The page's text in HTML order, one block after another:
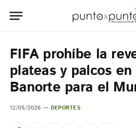
FIFA prohíbe la
plateas y palcos
Banorte para el
12/05/2026 DEPORTES